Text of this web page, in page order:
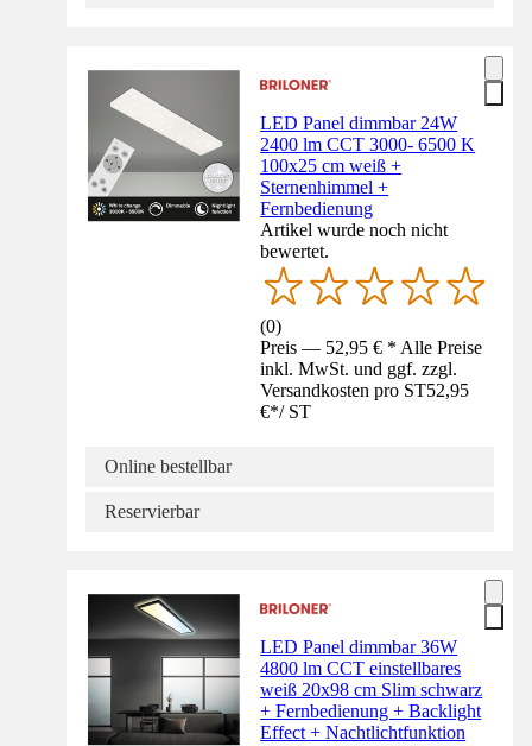
LED Panel dimmbar 24W
2400 lm CCT 3000- 6500 K
100x25 cm weiß +
Sternenhimmel +
Fernbedienung
Artikel wurde noch nicht
bewertet.
(0)
Preis — 52,95 € * Alle Preise
inkl. MwSt. und ggf. zzgl.
Versandkosten pro ST52,95
€*/ ST
Online bestellbar
Reservierbar
LED Panel dimmbar 36W
4800 lm CCT einstellbares
weiß 20x98 cm Slim schwarz
+ Fernbedienung + Backlight
Effect + Nachtlichtfunktion